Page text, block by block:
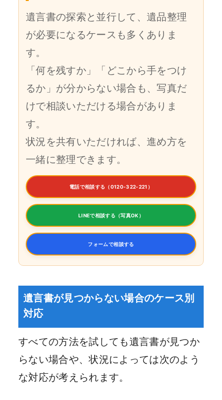
遺言書の探索と並行して、遺品整理
が必要になるケースも多くありま
す。
「何を残すか」「どこから手をつけ
るか」が分からない場合も、写真だ
けで相談いただける場合がありま
す。
状況を共有いただければ、進め方を
一緒に整理できます。
電話で相談する（0120-322-221）
LINEで相談する（写真OK）
フォームで相談する
遺言書が見つからない場合のケース別
対応
すべての方法を試しても遺言書が見つか
らない場合や、状況によっては次のよう
な対応が考えられます。